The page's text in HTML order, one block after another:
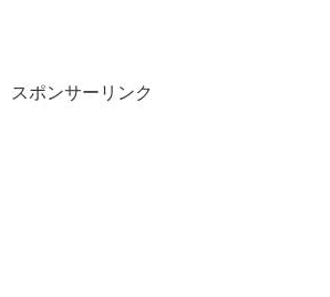
スポンサーリンク